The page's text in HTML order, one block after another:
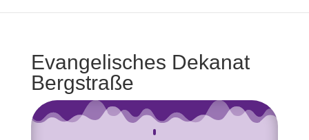
Evangelisches Dekanat
Bergstraße